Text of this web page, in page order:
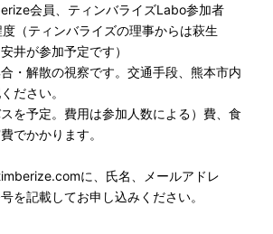
会員、ティンバライズLabo参加者
（ティンバライズの理事からは萩生
井が参加予定です）
・解散の視察です。交通手段、熊本市内
ださい。
を予定。費用は参加人数による）費、食
でかかります。
に、氏名、メールアドレ
を記載してお申し込みください。